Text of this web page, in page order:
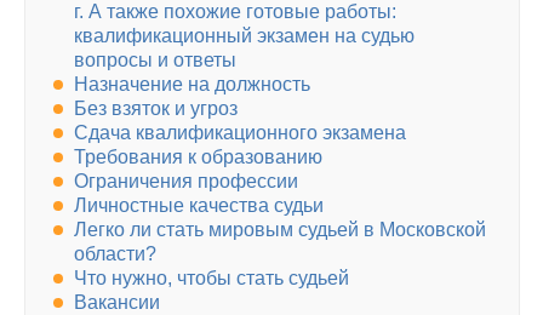
г. А также похожие готовые работы:
квалификационный экзамен на судью
вопросы и ответы
Назначение на должность
Без взяток и угроз
Сдача квалификационного экзамена
Требования к образованию
Ограничения профессии
Личностные качества судьи
Легко ли стать мировым судьей в Московской
области?
Что нужно, чтобы стать судьей
Вакансии